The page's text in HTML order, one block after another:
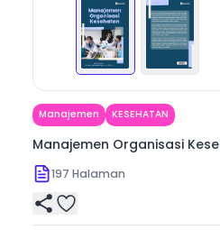
Manajemen KESEHATAN
Manajemen Organisasi
197 Halaman
kepemimpinan, komunikasi
keputusan berbasis data, serta
dapat diterapkan di rumah
kesehatan lainnya.
Dengan penyajian yang
ini menjadi panduan penting
ingin memahami manajemen
secara menyeluruh. Buku ini
melihat bahwa keberhasilan
ditentukan oleh kombinasi
layanan, dan kolaborasi tim